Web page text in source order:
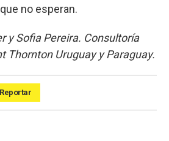
no esperan.
y Sofia Pereira. Consultoría
Thornton Uruguay y Paraguay.
Reportar